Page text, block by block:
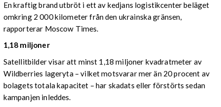
En kraftig brand utbröt i ett av kedjans logistikcenter beläget
omkring 2 000 kilometer från den ukrainska gränsen,
rapporterar Moscow Times.
1,18 miljoner
Satellitbilder visar att minst 1,18 miljoner kvadratmeter av
Wildberries lageryta – vilket motsvarar mer än 20 procent av
bolagets totala kapacitet – har skadats eller förstörts sedan
kampanjen inleddes.